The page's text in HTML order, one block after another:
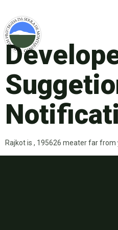
Rajkot is , 195626 meater far from